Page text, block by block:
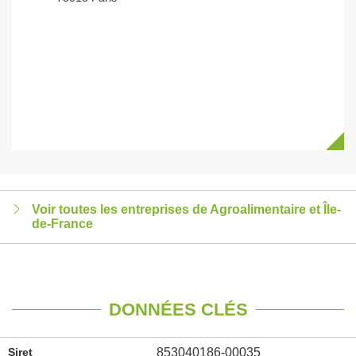
Voir toutes les entreprises de Agroalimentaire et Île-
de-France
DONNÉES CLÉS
Siret 853040186-00035